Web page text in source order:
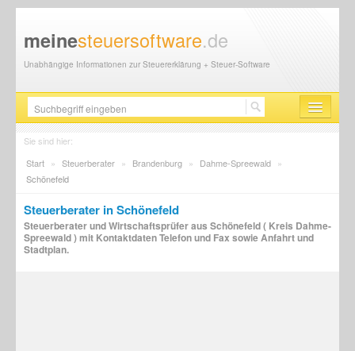
meinesteuersoftware.de
Unabhängige Informationen zur Steuererklärung + Steuer-Software
Steuersoftware
Steuererklärung
Finanzamt
Sie sind hier:
Start » Steuerberater » Brandenburg » Dahme-Spreewald »
Schönefeld
Steuerberater in Schönefeld
Steuerberater und Wirtschaftsprüfer aus Schönefeld ( Kreis Dahme-
Spreewald ) mit Kontaktdaten Telefon und Fax sowie Anfahrt und
Stadtplan.